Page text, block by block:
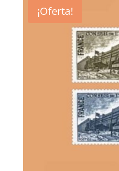
5,50€.2,50€.
¡Oferta!